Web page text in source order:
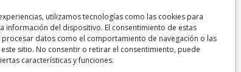
utilizamos tecnologías como las cookies para
información del dispositivo. El consentimiento de estas
datos como el comportamiento de navegación o las
sitio. No consentir o retirar el consentimiento, puede
características y funciones.